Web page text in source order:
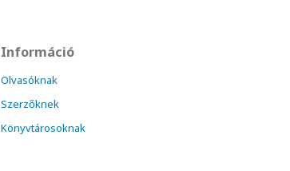
Információ
Olvasóknak
Szerzőknek
Könyvtárosoknak